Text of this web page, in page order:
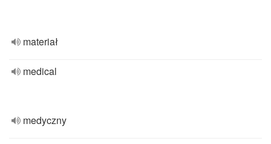
materiał
medical
medyczny